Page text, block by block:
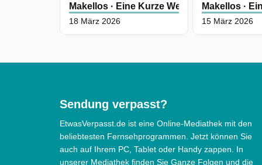
Neuhauser Ricardo Westerhoff:
Rubey Anton Laux: Ulrich Noethen Karin
Kreuzer Richard Westerhoff: Jochen
Uli Brée Musik: Johannes Repka
Makellos · Eine Kurze Welle Des Glücks
wurde auf ARD ausgestrahlt am
Makellos · Eine Kurze Welle Des Glücks
18 März 2026
Makellos ·
15 März 2026
Sendung verpasst?
EtwasVerpasst.de ist eine Online-Mediathek mit den
beliebtesten Fernsehprogrammen. Jetzt können Sie
auch auf Ihrem PC, Tablet oder Handy zappen. In
unserer Mediathek finden Sie Ganze Folgen und die